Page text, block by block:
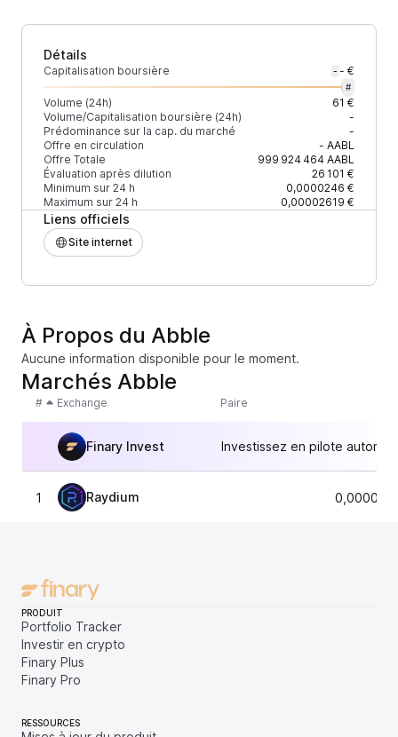
Détails
Capitalisation boursière - - €
#
Volume (24h)
61 €
Volume/Capitalisation boursière (24h)
-
Prédominance sur la cap. du marché
-
Offre en circulation
- AABL
Offre Totale
999 924 464AABL
Évaluation après dilution
26 101 €
Minimum sur 24 h
0,0000246 €
Maximum sur 24 h
0,00002619 €
Liens officiels
Site internet
À Propos du Abble
Aucune information disponible pour le moment.
Marchés Abble
# Exchange Paire
Finary Invest Investissez en pilote
1 Raydium
PRODUIT
Portfolio Tracker
Investir en crypto
Finary Plus
Finary Pro
RESSOURCES